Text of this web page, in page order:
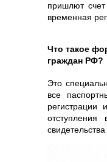
пришлют
временная
Что такое
граждан РФ?
Это
все